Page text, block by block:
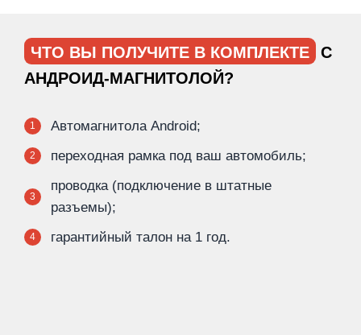
ЧТО ВЫ ПОЛУЧИТЕ В КОМПЛЕКТЕ
С
АНДРОИД-МАГНИТОЛОЙ?
1 Автомагнитола Android;
2 переходная рамка под ваш автомобиль;
3
проводка (подключение в штатные
разъемы);
4 гарантийный талон на 1 год.